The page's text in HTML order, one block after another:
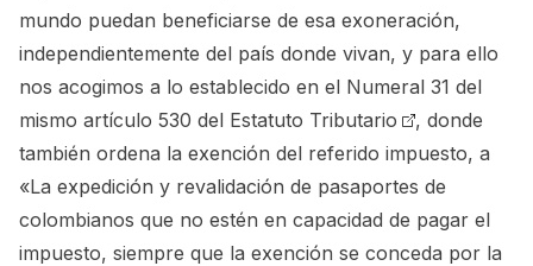
mundo puedan beneficiarse de esa exoneración,
independientemente del país donde vivan, y para ello
nos acogimos a lo establecido en el Numeral 31 del
mismo artículo 530 del Estatuto Tributario
, donde
también ordena la exención del referido impuesto, a
«La expedición y revalidación de pasaportes de
colombianos que no estén en capacidad de pagar el
impuesto, siempre que la exención se conceda por la